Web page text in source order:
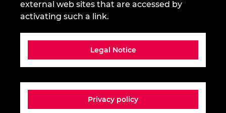
external web sites that are accessed by
activating such a link.
Legal Notice
Privacy policy
Ιρλανδία
Ισπανία
Ισραήλ
Ιταλία